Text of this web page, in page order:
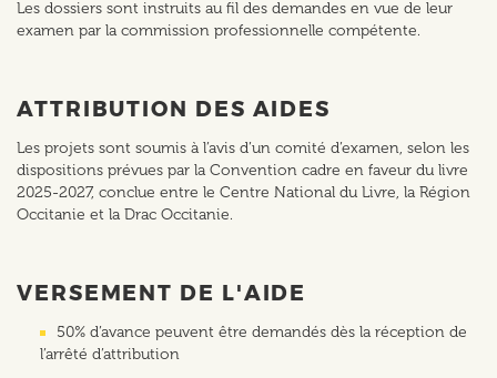
Les dossiers sont instruits au fil des demandes en vue de leur
examen par la commission professionnelle compétente.
ATTRIBUTION DES AIDES
Les projets sont soumis à l’avis d’un comité d’examen, selon les
dispositions prévues par la Convention cadre en faveur du livre
2025-2027, conclue entre le Centre National du Livre, la Région
Occitanie et la Drac Occitanie.
VERSEMENT DE L'AIDE
50% d’avance peuvent être demandés dès la réception de
l’arrêté d’attribution